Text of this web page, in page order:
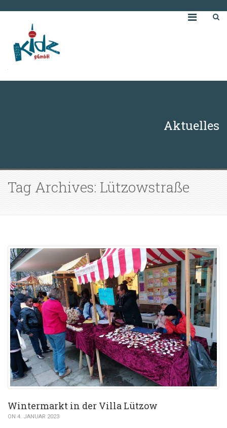
Aktuelles
Tag Archives: Lützowstraße
Wintermarkt in der Villa Lützow
ON 4. JANUAR 2023